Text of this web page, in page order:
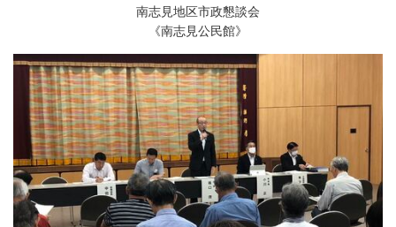
南志見地区市政懇談会
《南志見公民館》